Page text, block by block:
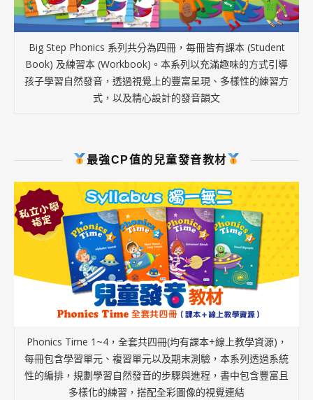
Big Step Phonics 系列共分為四冊，每冊皆有課本 (Student
Book) 及練習本 (Workbook)。本系列以充滿趣味的方式引導
孩子學習自然發音，透過視覺上的豐富呈現、多樣性的練習方
式，以及精心設計的發音韻文
最強CP值的兒童發音教材
Phonics Time 1~4，全套共四冊(均有課本+線上教學資源)，
每冊包含學習單元、複習單元以及期末測驗，本系列透過系統
性的編排，規劃學習自然發音的步驟與進程，書中包含豐富且
多樣化的練習，搭配全彩圖像的視覺連結